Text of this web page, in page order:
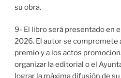
su obra.
9- El libro será presentado en
2026. El autor se compromete
premio y a los actos
organizar la editorial o el
lograr la máxima difusión de su